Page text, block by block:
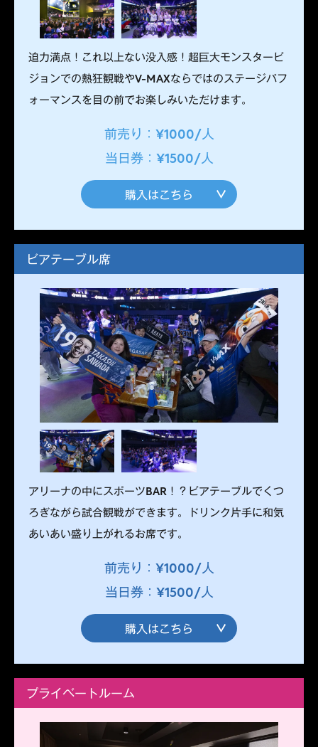
迫力満点！これ以上ない没入感！超巨大モンスタービ
ジョンでの熱狂観戦やV-MAXならではのステージパフ
ォーマンスを目の前でお楽しみいただけます。
前売り：¥1000/人
当日券：¥1500/人
購入はこちら
ビアテーブル席
アリーナの中にスポーツBAR！？ビアテーブルでくつ
ろぎながら試合観戦ができます。ドリンク片手に和気
あいあい盛り上がれるお席です。
前売り：¥1000/人
当日券：¥1500/人
購入はこちら
プライベートルーム